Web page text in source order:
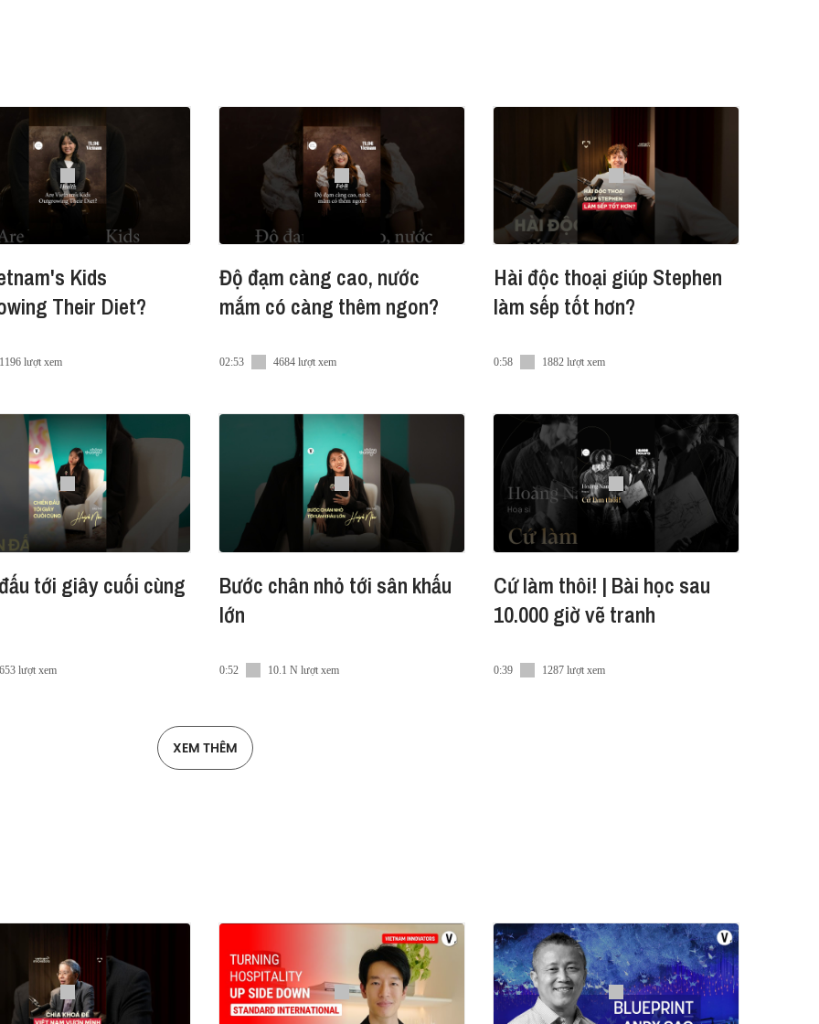
con như một người bạn chính là điều giản dị nhất nhưng cũng khiến chị cảm thấy trọn
2 - Diễn viên Lan Phương, trên Vietcetera Podcast, Youtube, Spotify hoặc Apple
HPV đã đồng hành cùng Vietcetera để truyền tải thông điệp "Vì một Việt Nam không
biên soạn bởi Hội Y học Dự phòng Việt Nam và MSD, kiểm nhận bởi Hội Y học Dự phòng
#KT_S2_3 #HPVVietnam #ViMotVietNamKhongGanhNangBoiHPV #PhongveHPV
Kids
Their Diet?
1196 lượt xem
Độ đạm càng cao, nước
mắm có càng thêm ngon?
02:53 4684 lượt xem
Hài độc thoại giúp Stephen
làm sếp tốt hơn?
0:58 1882 lượt xem
tới giây cuối cùng
lượt xem
Bước chân nhỏ tới sân khấu
lớn
0:52 10.1 N lượt xem
Cứ làm thôi! | Bài học sau
10.000 giờ vẽ tranh
0:39 1287 lượt xem
XEM THÊM